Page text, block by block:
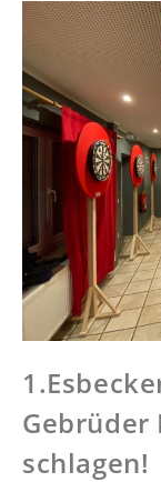
Gebrüder
schlagen!